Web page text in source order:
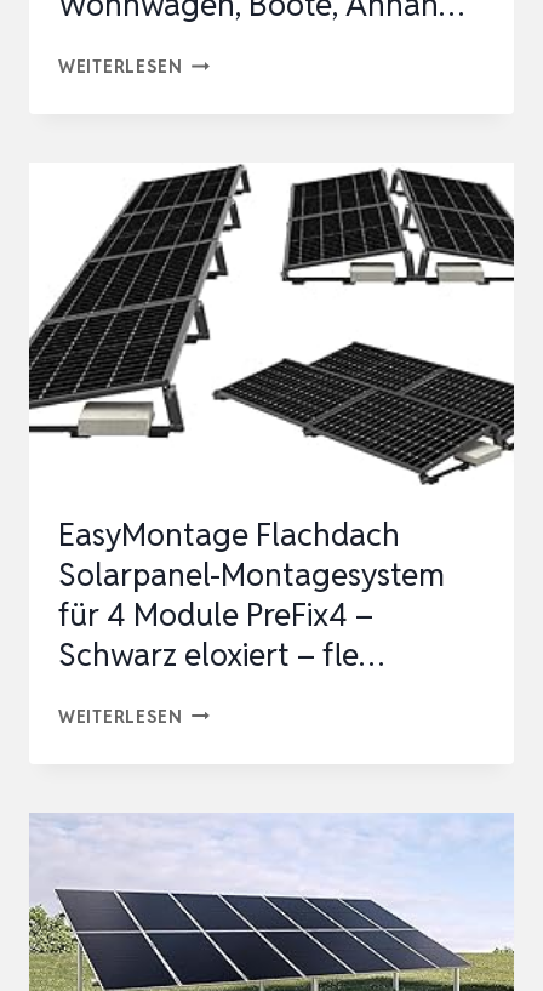
WEITERLESEN MONOKRISTALLINES
ENERGY
220W,
PV-
MODUL,
SCHWARZ,
FÜR
WOHNWAGEN,
BOOTE,
EasyMontage Flachdach
Solarpanel-Montagesystem
für 4 Module PreFix4 –
Schwarz eloxiert – fle…
WEITERLESEN EASYMONTAGE
4
MODULE
PREFIX4